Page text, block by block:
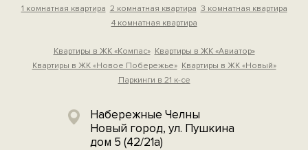
1 комнатная квартира 2 комнатная квартира 3 комнатная квартира
4 комнатная квартира
Квартиры в ЖК «Компас» Квартиры в ЖК «Авиатор»
Квартиры в ЖК «Новое Побережье» Квартиры в ЖК «Новый»
Паркинги в 21 к-се
Набережные Челны
Новый город, ул. Пушкина
дом 5 (42/21а)